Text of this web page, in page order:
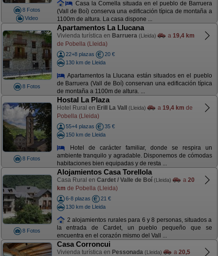
8 Fotos
Video
Casa la Comella situada en el pueblo de Barruera
(Vall de Boí) conserva una edificación típica de montaña a
1100m de altura. La casa dispone ...
8 Fotos
Apartamentos La Llucana
Vivienda turística en Barruera (Lleida) a 19,4 km
de Pobella (Lleida)
22+8 plazas
20 €
130 km de Lleida
Apartamentos la Llucana están situados en el pueblo
de Barruera (Vall de Boí) conservan una edificación típica
de montaña a 1100m de altura. ...
8 Fotos
Hostal La Plaza
Hotel Rural en Erill La Vall (Lleida) a 19,4 km de
Pobella (Lleida)
55+4 plazas
35 €
150 km de Lleida
Hotel de carácter familiar, donde se respira un
ambiente tranquilo y agradable. Disponemos de cómodas
habitaciones bien equipadas y de resta ...
8 Fotos
Alojamientos Casa Torellola
Casa Rural en Cardet / Valle de Boí (Lleida) a 20
km de Pobella (Lleida)
6-8 plazas
21 €
130 km de Lleida
2 alojamientos rurales para 6 y 8 personas, situados a
la entrada de Cardet, un pueblo pequeño que se
encuentra en el corazón mismo del Vall ...
Casa Corroncui
Vivienda turística en Pessonada (Lleida) a 20,5